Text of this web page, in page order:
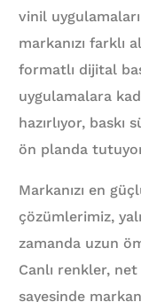
vinil
markanızı farklı
formatlı dijital
uygulamalara
hazırlıyor, baskı
ön planda
Markanızı en
çözümlerimiz,
zamanda uzun
Canlı renkler,
sayesinde